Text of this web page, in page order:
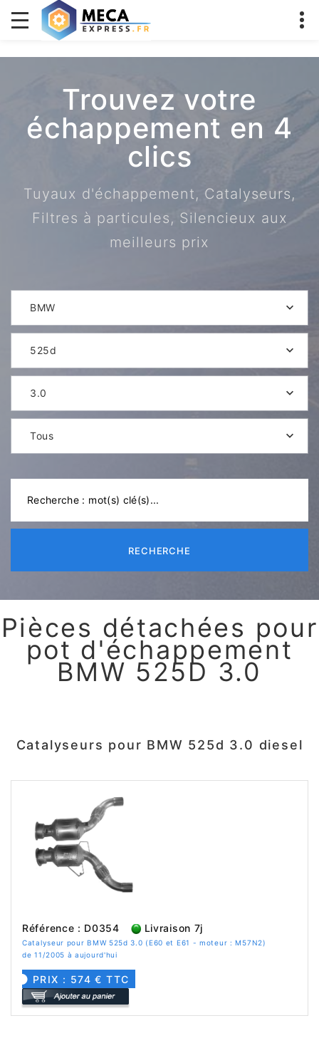
Trouvez votre
échappement en 4
clics
Tuyaux d'échappement, Catalyseurs,
Filtres à particules, Silencieux aux
meilleurs prix
BMW
525d
3.0
Tous
RECHERCHE
Pièces détachées pour
pot d'échappement
BMW 525D 3.0
Catalyseurs pour BMW 525d 3.0 diesel
Référence : D0354 Livraison 7j
Catalyseur pour BMW 525d 3.0 (E60 et E61 - moteur : M57N2)
de 11/2005 à aujourd'hui
PRIX : 574 € TTC